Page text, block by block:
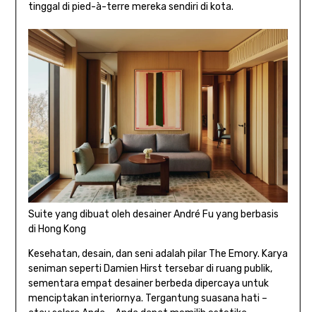
tinggal di pied-à-terre mereka sendiri di kota.
Suite yang dibuat oleh desainer André Fu yang berbasis
di Hong Kong
Kesehatan, desain, dan seni adalah pilar The Emory. Karya
seniman seperti Damien Hirst tersebar di ruang publik,
sementara empat desainer berbeda dipercaya untuk
menciptakan interiornya. Tergantung suasana hati –